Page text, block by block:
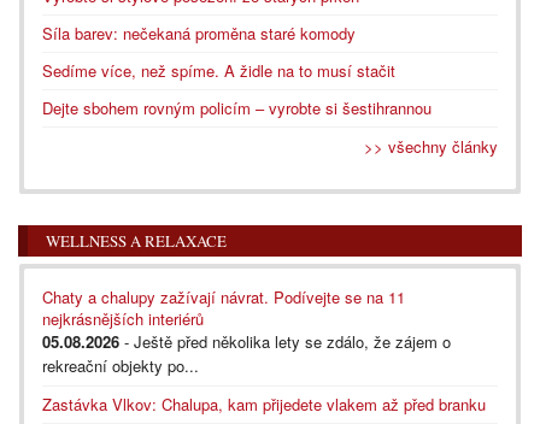
Síla barev: nečekaná proměna staré komody
Sedíme více, než spíme. A židle na to musí stačit
Dejte sbohem rovným policím – vyrobte si šestihrannou
>> všechny články
WELLNESS A RELAXACE
Chaty a chalupy zažívají návrat. Podívejte se na 11
nejkrásnějších interiérů
05.08.2026 - Ještě před několika lety se zdálo, že zájem o
rekreační objekty po...
Zastávka Vlkov: Chalupa, kam přijedete vlakem až před branku